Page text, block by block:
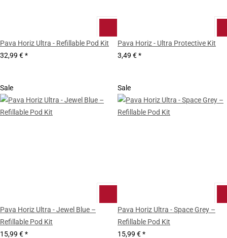
Pava Horiz Ultra - Refillable Pod Kit
32,99 €*
Pava Horiz - Ultra Protective Kit
3,49 €*
Sale
Pava Horiz Ultra - Jewel Blue –
Refillable Pod Kit
15,99 €*
Sale
Pava Horiz Ultra - Space Grey –
Refillable Pod Kit
15,99 €*